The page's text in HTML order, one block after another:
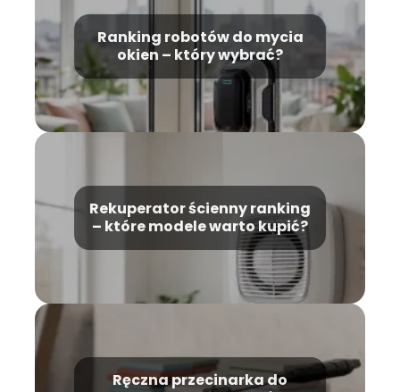
Ranking robotów do mycia
okien – który wybrać?
Rekuperator ścienny ranking
– które modele warto kupić?
Ręczna przecinarka do